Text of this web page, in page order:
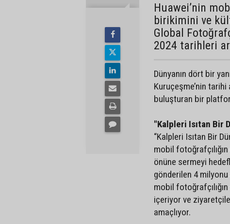
Huawei’nin
birikimini ve
Global
2024 tarihleri
Dünyanın dört bir
Kuruçeşme’nin
buluşturan bir
"Kalpleri Isıtan Bir
“Kalpleri Isıtan Bir
mobil
önüne sermeyi
gönderilen 4
mobil
içeriyor ve
amaçlıyor.